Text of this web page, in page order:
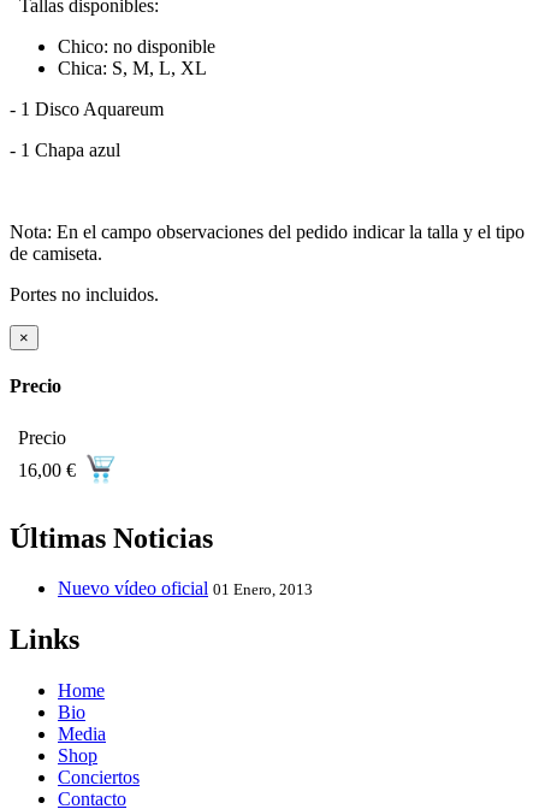
Tallas disponibles:
Chico: no disponible
Chica: S, M, L, XL
- 1 Disco Aquareum
- 1 Chapa azul
Nota: En el campo observaciones del pedido indicar la talla y el tipo
de camiseta.
Portes no incluidos.
×
Precio
Precio
16,00 €
Últimas Noticias
Nuevo vídeo oficial 01 Enero, 2013
Links
Home
Bio
Media
Shop
Conciertos
Contacto